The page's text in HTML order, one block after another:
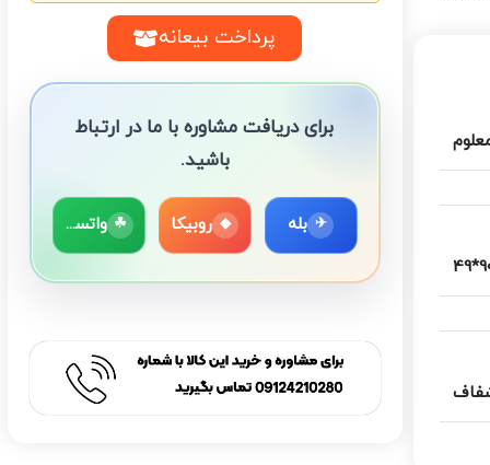
پرداخت بیعانه
برای دریافت مشاوره با ما در ارتباط
باشید.
✈ بله ◆ روبیکا ☘ واتساپ